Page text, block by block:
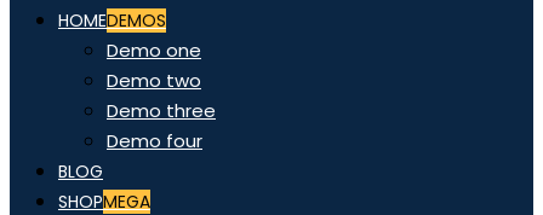
HOMEDEMOS
Demo one
Demo two
Demo three
Demo four
BLOG
SHOPMEGA